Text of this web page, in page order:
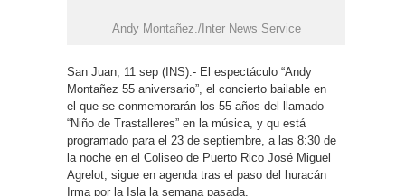
Andy Montañez./Inter News Service
San Juan, 11 sep (INS).- El espectáculo “Andy
Montañez 55 aniversario”, el concierto bailable en
el que se conmemorarán los 55 años del llamado
“Niño de Trastalleres” en la música, y qu está
programado para el 23 de septiembre, a las 8:30 de
la noche en el Coliseo de Puerto Rico José Miguel
Agrelot, sigue en agenda tras el paso del huracán
Irma por la Isla la semana pasada.